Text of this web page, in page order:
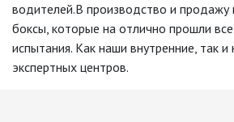
водителей.В производство и продажу
боксы, которые на отлично прошли
испытания. Как наши внутренние, так
экспертных центров.